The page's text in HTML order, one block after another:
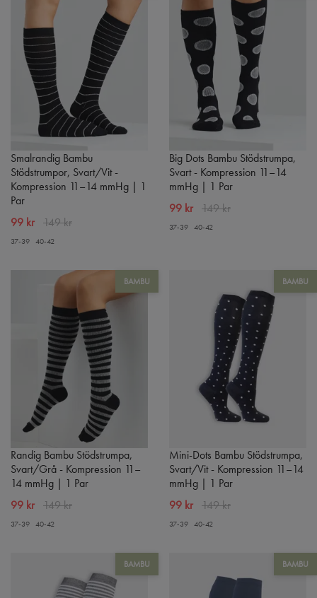
Smalrandig Bambu
Stödstrumpor, Svart/Vit -
Kompression 11–14 mmHg | 1
Par
99 kr 149 kr
37-39 40-42
Big Dots Bambu Stödstrumpa,
Svart - Kompression 11–14
mmHg | 1 Par
99 kr 149 kr
37-39 40-42
BAMBU
Randig Bambu Stödstrumpa,
Svart/Grå - Kompression 11–
14 mmHg | 1 Par
99 kr 149 kr
37-39 40-42
BAMBU
Mini-Dots Bambu Stödstrumpa,
Svart/Vit - Kompression 11–14
mmHg | 1 Par
99 kr 149 kr
37-39 40-42
BAMBU BAMBU